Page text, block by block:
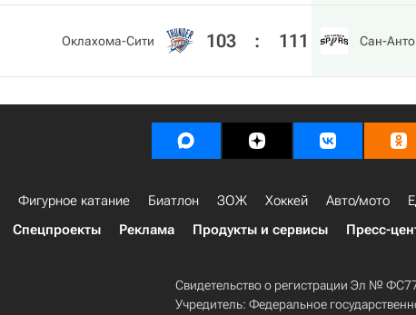
Оклахома-Сити 103 : 111 Сан-
Фигурное катание Биатлон ЗОЖ Хоккей Авто/мото
Спецпроекты
Реклама Продукты и сервисы Пресс-
Свидетельство о регистрации Эл №
Учредитель: Федеральное